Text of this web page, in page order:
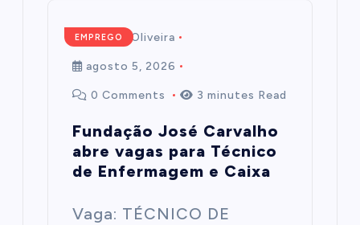
EMPREGO
Mairim de Oliveira
agosto 5, 2026
0 Comments 3 minutes Read
Fundação José Carvalho
abre vagas para Técnico
de Enfermagem e Caixa
Vaga: TÉCNICO DE